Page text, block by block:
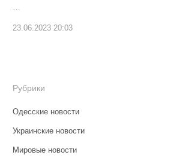
23.06.2023 20:03
Рубрики
Одесские новости
Украинские новости
Мировые новости